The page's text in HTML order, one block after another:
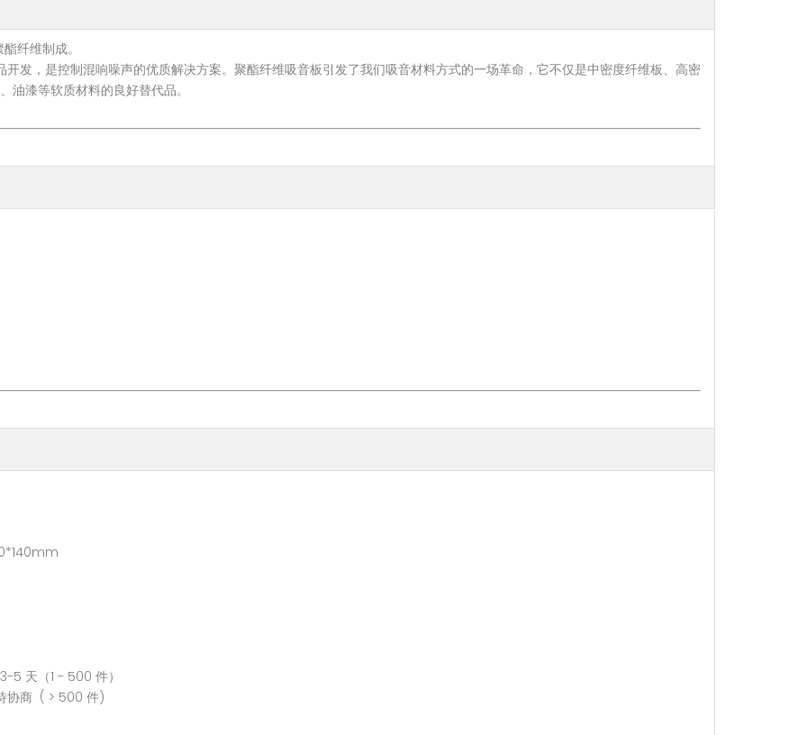
纤维制成。
发，是控制混响噪声的优质解决方案。聚酯纤维吸音板引发了我们吸音材料方式的一场革命，它不仅是中密度纤维板、高密
油漆等软质材料的良好替代品。
件）
件)